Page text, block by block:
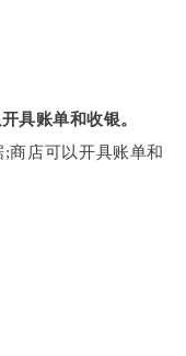
具账单和收银。
店可以开具账单和